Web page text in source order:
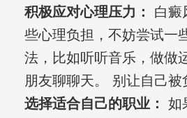
积极应对心理压力：
白癜
些心理负担，不妨尝试一
法，比如听听音乐，做做
朋友聊聊天。 别让自己被
选择适合自己的职业：
如